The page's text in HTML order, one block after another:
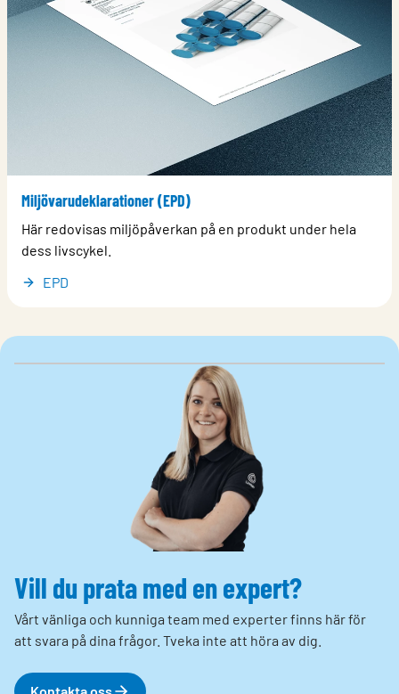
Miljövarudeklarationer (EPD)
Här redovisas miljöpåverkan på en produkt under hela
dess livscykel.
EPD
Vill du prata med en expert?
Vårt vänliga och kunniga team med experter finns här för
att svara på dina frågor. Tveka inte att höra av dig.